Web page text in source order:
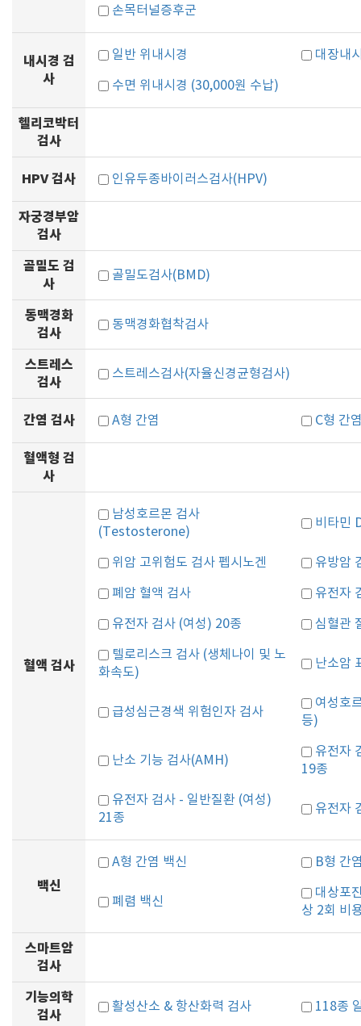
손목터널증후군
내시경 검
사
일반 위내시경 대장내
수면 위내시경 (30,000원 수납)
헬리코박터
검사
HPV 검사 인유두종바이러스검사(HPV)
자궁경부암
검사
골밀도 검
사
골밀도검사(BMD)
동맥경화
검사
동맥경화협착검사
스트레스
검사
스트레스검사(자율신경균형검사)
간염 검사 A형 간염 C형 간
혈액형 검
사
혈액 검사
남성호르몬 검사
(Testosterone)
비타민
위암 고위험도 검사 펩시노겐 유방암
폐암 혈액 검사 유전자
유전자 검사 (여성) 20종 심혈관
텔로리스크 검사 (생체나이 및 노
화속도)
난소암
급성심근경색 위험인자 검사
여성호
등)
난소 기능 검사(AMH)
유전자
19종
유전자 검사 - 일반질환 (여성)
21종
유전자
백신
A형 간염 백신 B형 간
폐렴 백신
대상포
상 2회 비
스마트암
검사
기능의학
검사
활성산소 & 항산화력 검사 118종